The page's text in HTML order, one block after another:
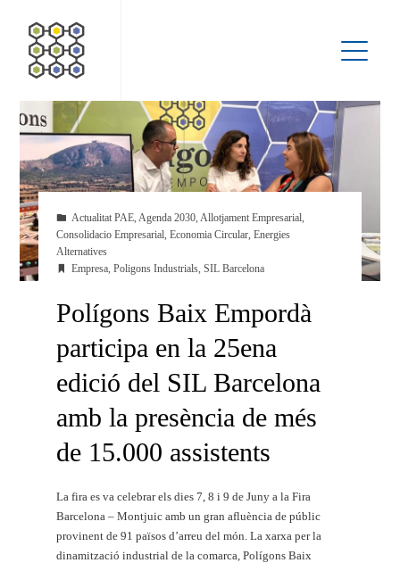
Actualitat PAE, Agenda 2030, Allotjament Empresarial,
Consolidacio Empresarial, Economia Circular, Energies
Alternatives
Empresa, Poligons Industrials, SIL Barcelona
Polígons Baix Empordà
participa en la 25ena
edició del SIL Barcelona
amb la presència de més
de 15.000 assistents
La fira es va celebrar els dies 7, 8 i 9 de Juny a la Fira
Barcelona – Montjuic amb un gran afluència de públic
provinent de 91 països d’arreu del món. La xarxa per la
dinamització industrial de la comarca, Polígons Baix